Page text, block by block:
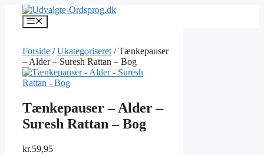
indhold
Menu
Forside /Ukategoriseret / Tænkepauser
– Alder – Suresh Rattan – Bog
Tænkepauser – Alder –
Suresh Rattan – Bog
kr.59,95